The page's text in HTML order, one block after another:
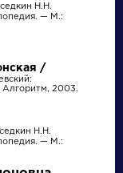
И К
Н.Н.
— М.:
/
2003.
Н.Н.
— М.: